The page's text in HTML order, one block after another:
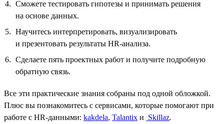
Сможете тестировать гипотезы и принимать решения
на основе данных.
Научитесь интерпретировать, визуализировать
и презентовать результаты HR‑анализа.
Сделаете пять проектных работ и получите подробную
обратную связь.
Все эти практические знания собраны под одной обложкой.
Плюс вы познакомитесь с сервисами, которые помогают при
работе с HR-данными: kakdela, Talantix и Skillaz.